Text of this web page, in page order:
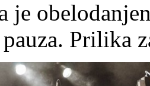
je
Prilika